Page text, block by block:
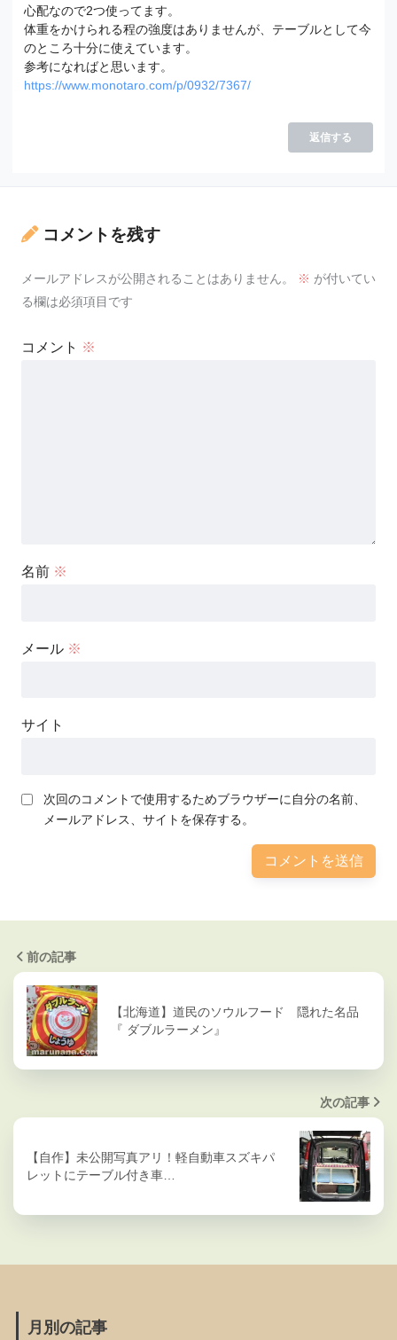
心配なので2つ使ってます。
体重をかけられる程の強度はありませんが、テーブルとして今
のところ十分に使えています。
参考になればと思います。
https://www.monotaro.com/p/0932/7367/
返信する
コメントを残す
メールアドレスが公開されることはありません。 ※ が付いてい
る欄は必須項目です
コメント ※
名前 ※
メール ※
サイト
次回のコメントで使用するためブラウザーに自分の名前、
メールアドレス、サイトを保存する。
前の記事
【北海道】道民のソウルフード 隠れた名品
『 ダブルラーメン』
次の記事
【自作】未公開写真アリ！軽自動車スズキパ
レットにテーブル付き車…
月別の記事